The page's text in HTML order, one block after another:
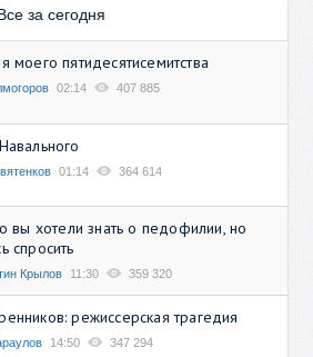
за сегодня
моего пятидесятисемитства
02:14 407 885
01:14 364 614
вы хотели знать о педофилии, но
спросить
Крылов 11:30 359 320
режиссерская трагедия
14:50 347 294